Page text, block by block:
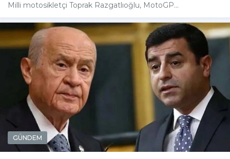
Milli motosikletçi Toprak Razgatlıoğlu, MotoGP...
GÜNDEM